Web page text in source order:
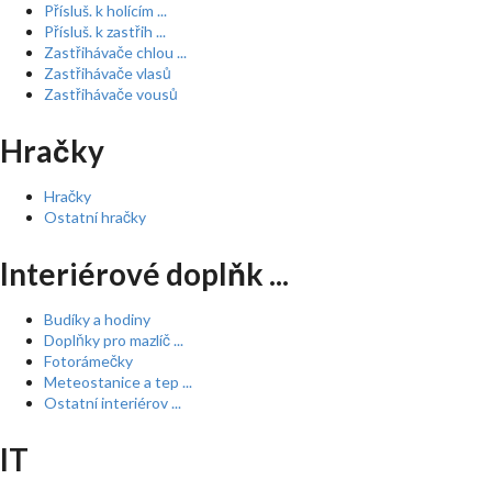
Přísluš. k holícím ...
Přísluš. k zastřih ...
Zastřihávače chlou ...
Zastřihávače vlasů
Zastřihávače vousů
Hračky
Hračky
Ostatní hračky
Interiérové doplňk ...
Budíky a hodiny
Doplňky pro mazlíč ...
Fotorámečky
Meteostanice a tep ...
Ostatní interiérov ...
IT